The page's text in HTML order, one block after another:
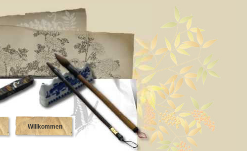
Willkommen